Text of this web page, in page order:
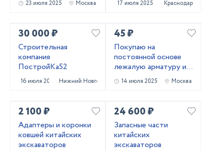
23 июля 2025 Москва 17 июля 2025 Краснодар
30 000 ₽
Строительная
компания
ПостройКа52
16 июля 2025 Нижний Новгород
45 ₽
Покупаю на
постоянной основе
лежалую арматуру и
металлопрокат!
Самовывоз
14 июля 2025 Москва
2 100 ₽
Адаптеры и коронки
ковшей китайских
экскаваторов
24 600 ₽
Запасные части
китайских
экскаваторов